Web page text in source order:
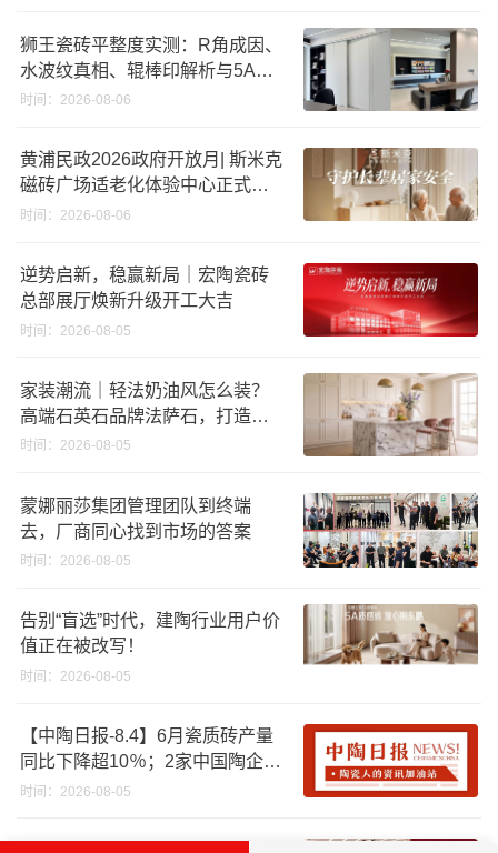
狮王瓷砖平整度实测：R角成因、
水波纹真相、辊棒印解析与5A标
准选购指南
时间：2026-08-06
黄浦民政2026政府开放月| 斯米克
磁砖广场适老化体验中心正式亮
相
时间：2026-08-06
逆势启新，稳赢新局｜宏陶瓷砖
总部展厅焕新升级开工大吉
时间：2026-08-05
家装潮流｜轻法奶油风怎么装？
高端石英石品牌法萨石，打造质
感橱柜台面
时间：2026-08-05
蒙娜丽莎集团管理团队到终端
去，厂商同心找到市场的答案
时间：2026-08-05
告别“盲选”时代，建陶行业用户价
值正在被改写！
时间：2026-08-05
【中陶日报-8.4】6月瓷质砖产量
同比下降超10％；2家中国陶企亮
相马来西亚ARCHIDEX 2026石材
份；方向集团出海
时间：2026-08-05